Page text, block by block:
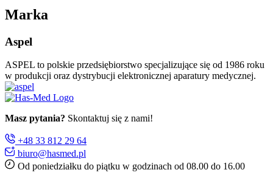
Marka
Aspel
ASPEL to polskie przedsiębiorstwo specjalizujące się od 1986 roku
w produkcji oraz dystrybucji elektronicznej aparatury medycznej.
Masz pytania? Skontaktuj się z nami!
+48 33 812 29 64
biuro@hasmed.pl
Od poniedziałku do piątku w godzinach od 08.00 do 16.00